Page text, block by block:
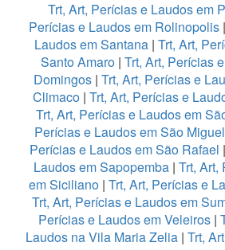
Trt, Art, Perícias e Laudos em
Perícias e Laudos em Rolinopolis |
Laudos em Santana| Trt, Art,
Santo Amaro | Trt, Art, Perícias
Domingos| Trt, Art, Perícias e
Climaco| Trt, Art, Perícias e
Trt, Art, Perícias e Laudos em
Perícias e Laudos em São
Perícias e Laudos em São Rafael |
Laudos em Sapopemba | Trt, Art,
em Siciliano | Trt, Art, Perícias e
Trt, Art, Perícias e Laudos em
Perícias e Laudos em Veleiros|
Laudos na Vila Maria Zelia| Trt,